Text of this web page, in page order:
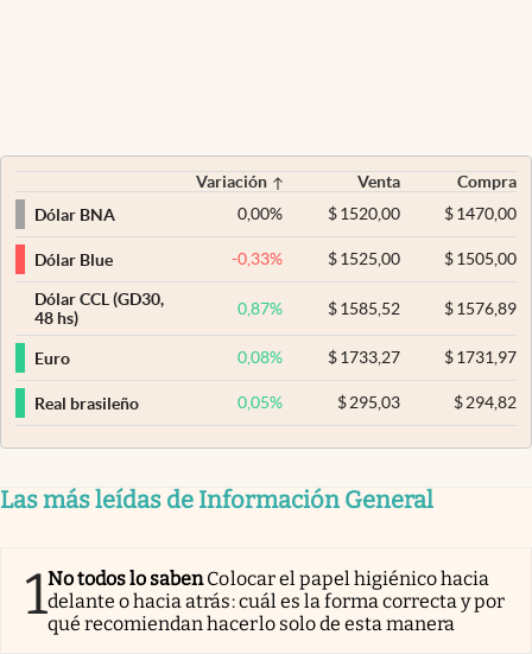
Variación Venta
Compra
Dólar BNA
0,00% $ 1520,00 $1470,00
Dólar Blue -0,33% $ 1525,00 $1505,00
Dólar CCL (GD30,
48 hs)
0,87% $ 1585,52 $1576,89
Euro 0,08% $ 1733,27 $1731,97
Real brasileño 0,05% $295,03 $294,82
Las más leídas de Información General
1No todos lo sabenColocar el papel higiénico hacia
delante o hacia atrás: cuál es la forma correcta y por
qué recomiendan hacerlo solo de esta manera